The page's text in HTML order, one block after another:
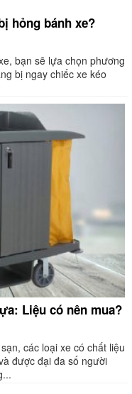
hỏng bánh xe?
bạn sẽ lựa chọn phương
bị ngay chiếc xe kéo
Liệu có nên mua?
các loại xe có chất liệu
được đại đa số người